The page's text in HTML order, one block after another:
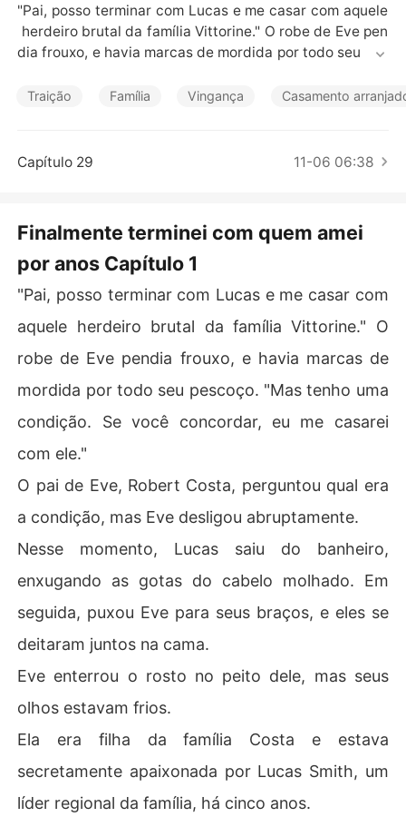
Contos Curtos
"Pai, posso terminar com Lucas e me casar com aquele
herdeiro brutal da família Vittorine." O robe de Eve pen
dia frouxo, e havia marcas de mordida por todo seu pes
me casarei com ele."
ção, mas Eve desligou abruptamente.
eus braços, e eles se deitaram juntos na cama.
vam frios.
aixonada por Lucas Smith, um líder regional da família,
há cinco anos.
Três dias atrás, ela foi sequestrada. Os sequestradores
tinham como alvo um lote de mercadorias pertencente
ucas. Ela tentou ligar para ele repetidamente a noite to
da, mas ele não atendeu.
Empurrada de um penhasco, ela ficou gravemente ferid
a, então foi salva pelo chefe de sua família, escapando
por pouco da morte.
Quando percebeu que Lucas estivera flertando com su
a meia-irmã, Alina, naquele dia, Eve decidiu parar de a
má-lo.
Lucas a pediu em casamento hoje, e Eve tinha preparad
o um grande presente para ele - a liberdade.
Traição Família Vingança Casamento
Capítulo 29 11-06 06:38
Finalmente terminei com quem amei
por anos Capítulo 1
"Pai, posso terminar com Lucas e me casar com
aquele herdeiro brutal da família Vittorine." O
robe de Eve pendia frouxo, e havia marcas de
mordida por todo seu pescoço. "Mas tenho uma
condição. Se você concordar, eu me casarei
com ele."
O pai de Eve, Robert Costa, perguntou qual era
a condição, mas Eve desligou abruptamente.
Nesse momento, Lucas saiu do banheiro,
enxugando as gotas do cabelo molhado. Em
seguida, puxou Eve para seus braços, e eles se
deitaram juntos na cama.
Eve enterrou o rosto no peito dele, mas seus
olhos estavam frios.
Ela era filha da família Costa e estava
secretamente apaixonada por Lucas Smith, um
líder regional da família, há cinco anos.